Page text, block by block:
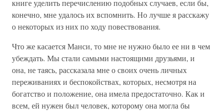
книге уделить перечислению подобных случаев, если бы,
конечно, мне удалось их вспомнить. Но лучше я расскажу
о некоторых из них по ходу повествования.
Что же касается Манси, то мне не нужно было ее ни в чем
убеждать. Мы стали самыми настоящими друзьями, и
она, не таясь, рассказала мне о своих очень личных
переживаниях и беспокойствах, которых, несмотря на
богатство и положение, она имела предостаточно. Как и
всем, ей нужен был человек, которому она могла бы